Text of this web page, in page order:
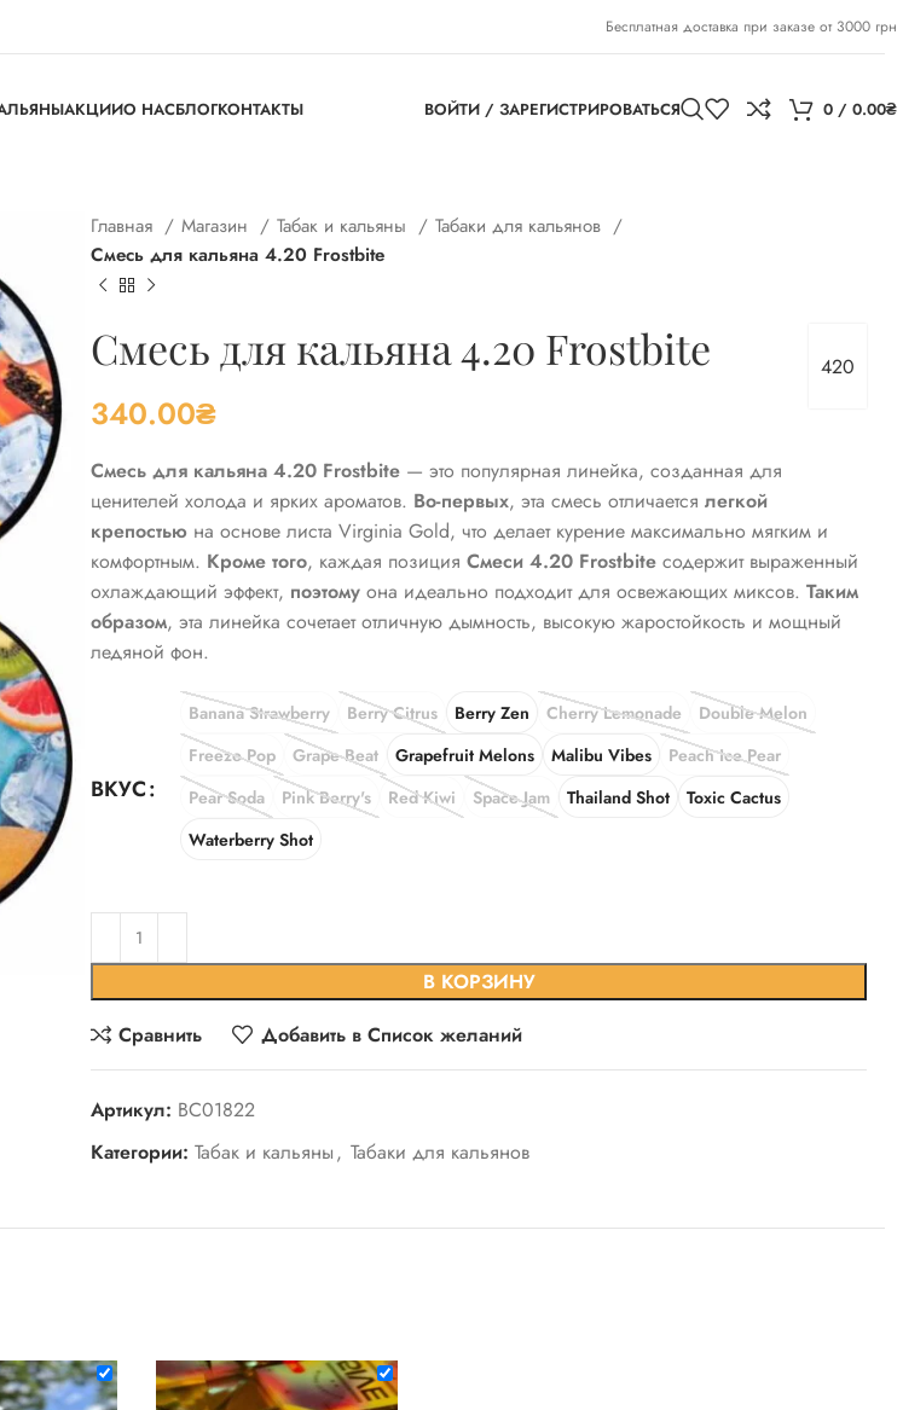
Бесплатная доставка при заказе от 3000 грн
АКЦИИО НАСБЛОГКОНТАКТЫ ВОЙТИ / ЗАРЕГИСТРИРОВАТЬСЯ 0 / 0.00₴
Главная Магазин Табак и кальяны
Табаки для кальянов
Смесь для кальяна 4.20 Frostbite
420
Смесь для кальяна 4.20 Frostbite
340.00₴
Смесь для кальяна 4.20 Frostbite — это популярная линейка, созданная для
ценителей холода и ярких ароматов. Во-первых, эта смесь отличается легкой
крепостью на основе листа Virginia Gold, что делает курение максимально мягким и
комфортным. Кроме того, каждая позиция Смеси 4.20 Frostbite содержит выраженный
охлаждающий эффект, поэтому она идеально подходит для освежающих миксов. Таким
образом, эта линейка сочетает отличную дымность, высокую жаростойкость и мощный
ледяной фон.
ВКУС
Banana Strawberry Berry Citrus Berry Zen Cherry Lemonade
Double Melon
Freeze Pop
Grape Beat Grapefruit Melons Malibu Vibes
Peach Ice Pear
Pear Soda
Pink Berry's Red Kiwi Space Jam Thailand Shot
Toxic Cactus
Waterberry Shot
В КОРЗИНУ
Сравнить
Добавить в Список желаний
Артикул: BC01822
Категории: Табак и кальяны, Табаки для кальянов